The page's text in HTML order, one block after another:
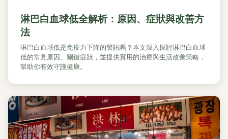
淋巴白血球低全解析：原因、症狀與改善方
法
淋巴白血球低是免疫力下降的警訊嗎？本文深入探討淋巴白血球
低的常見原因、關鍵症狀，並提供實用的治療與生活改善策略，
幫助你有效守護健康。